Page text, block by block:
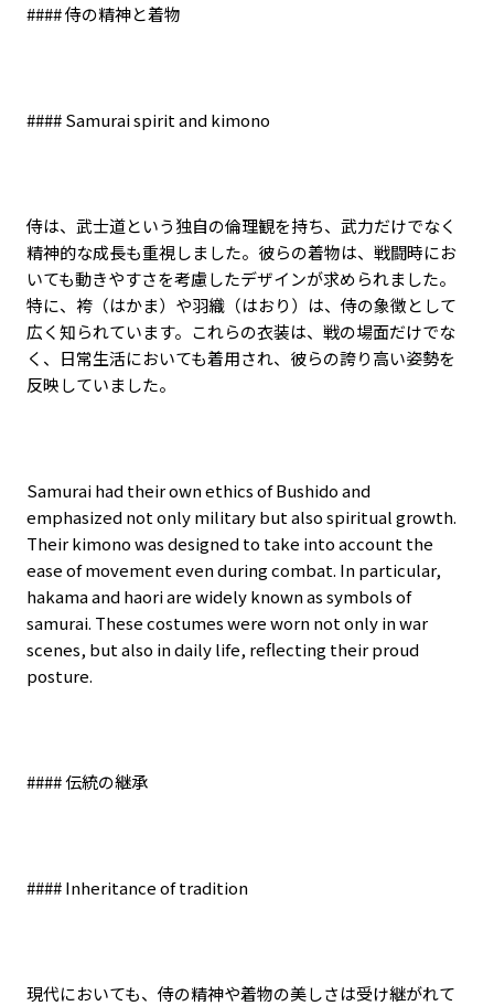
####侍の精神と着物
#### Samurai spirit and kimono
侍は、武士道という独自の倫理観を持ち、武力だけでなく
精神的な成長も重視しました。彼らの着物は、戦闘時にお
いても動きやすさを考慮したデザインが求められました。
特に、袴（はかま）や羽織（はおり）は、侍の象徴として
広く知られています。これらの衣装は、戦の場面だけでな
く、日常生活においても着用され、彼らの誇り高い姿勢を
反映していました。
Samurai had their own ethics of Bushido and
emphasized not only military but also spiritual growth.
Their kimono was designed to take into account the
ease of movement even during combat. In particular,
hakama and haori are widely known as symbols of
samurai. These costumes were worn not only in war
scenes, but also in daily life, reflecting their proud
posture.
####伝統の継承
#### Inheritance of tradition
現代においても、侍の精神や着物の美しさは受け継がれて